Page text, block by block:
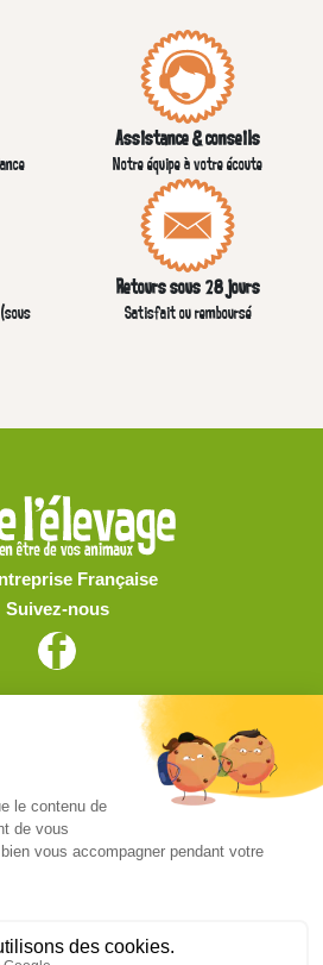
Assistance & conseils
Notre équipe à votre écoute
Retours sous 28 jours
Satisfait ou remboursé
Française
Suivez-nous